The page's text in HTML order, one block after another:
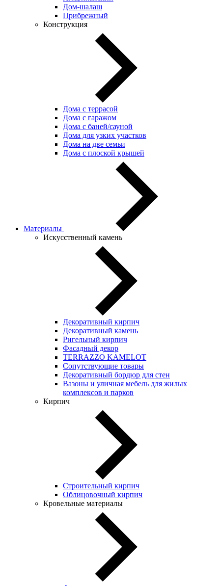
Дом-шалаш
Прибрежный
Конструкция
Дома с террасой
Дома с гаражом
Дома с баней/сауной
Дома для узких участков
Дома на две семьи
Дома с плоской крышей
Материалы
Искусственный камень
Декоративный кирпич
Декоративный камень
Ригельный кирпич
Фасадный декор
TERRAZZO KAMELOT
Сопутствующие товары
Декоративный бордюр для стен
Вазоны и уличная мебель для жилых
комплексов и парков
Кирпич
Строительный кирпич
Облицовочный кирпич
Кровельные материалы